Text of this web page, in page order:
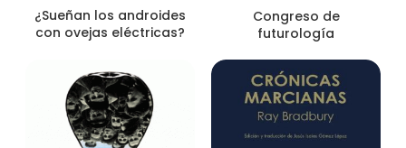
¿Sueñan los androides
con ovejas eléctricas?
Congreso de
futurología